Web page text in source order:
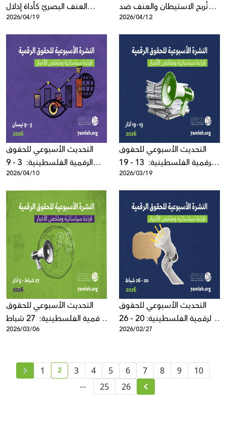
العنف البصريّ كأداة إذلال
وسيطرة على الشباب
الفلسطيني
2026/04/19
تُربح الاستيطان والعنف ضد
2026/04/12
التحديث الأسبوعي للحقوق
الرقمية الفلسطينية: 3 - 9
نيسان 2026
2026/04/10
التحديث الأسبوعي للحقوق
الرقمية الفلسطينية: 13 - 19
آذار 2026
2026/03/19
التحديث الأسبوعي للحقوق
الرقمية الفلسطينية: 27 شباط
2026/03/06
التحديث الأسبوعي للحقوق
الرقمية الفلسطينية: 20 - 26
شباط 2026
2026/02/27
1 current page number
2 3 4 5 6 7 8 9
10
...
25 26